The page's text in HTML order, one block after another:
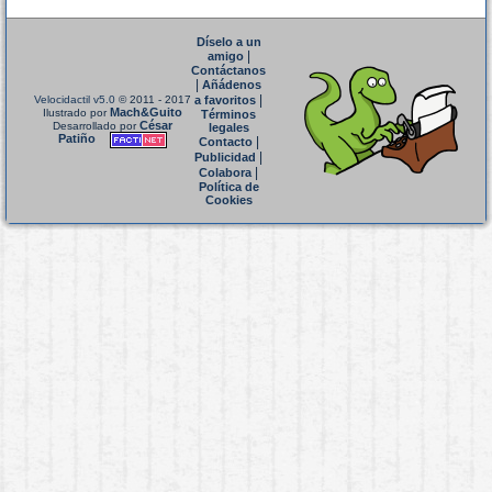
Velocidactil v5.0 © 2011 - 2017
Ilustrado porMach&Guito
Desarrollado porCésar
Patiño
Díselo a un
amigo|
Contáctanos
Añádenos
a favoritos
Términos
legales
Contacto|
Publicidad
Colabora|
Política de
Cookies